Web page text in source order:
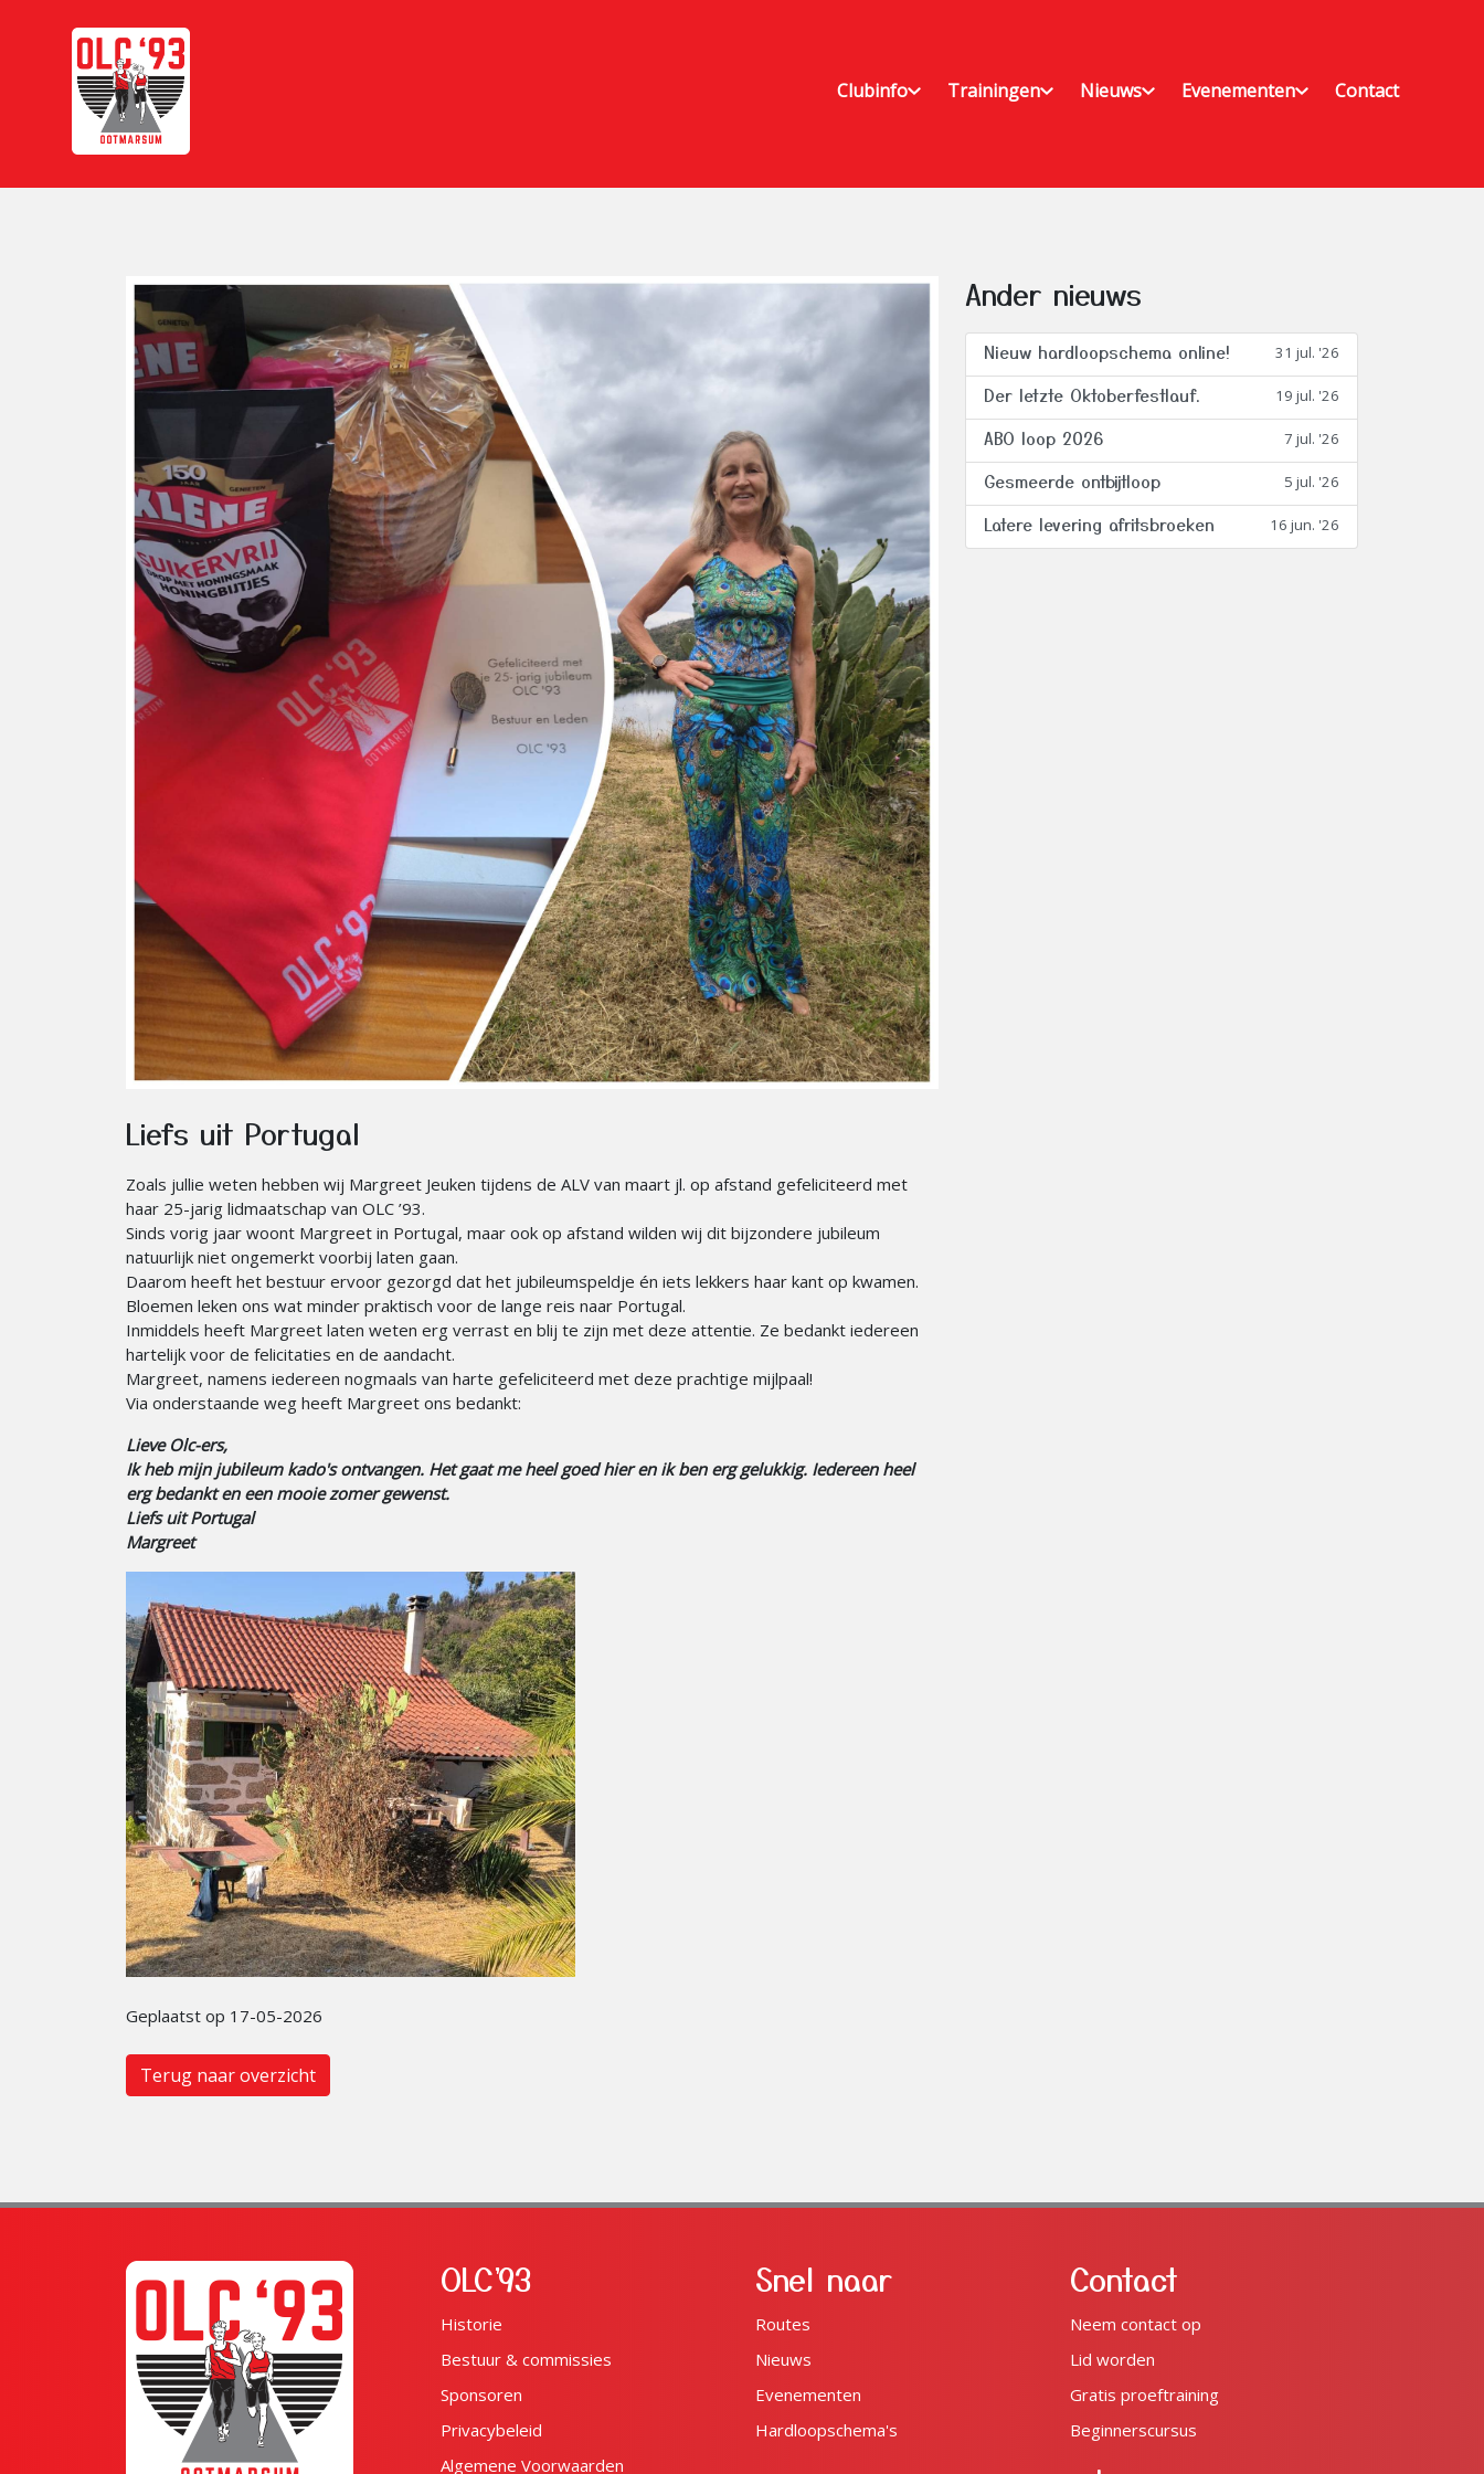
Clubinfo Trainingen Nieuws Evenementen Contact
Liefs uit Portugal
Zoals jullie weten hebben wij Margreet Jeuken tijdens de ALV van maart jl. op afstand gefeliciteerd met
haar 25-jarig lidmaatschap van OLC ’93.
Sinds vorig jaar woont Margreet in Portugal, maar ook op afstand wilden wij dit bijzondere jubileum
natuurlijk niet ongemerkt voorbij laten gaan.
Daarom heeft het bestuur ervoor gezorgd dat het jubileumspeldje én iets lekkers haar kant op kwamen.
Bloemen leken ons wat minder praktisch voor de lange reis naar Portugal.
Inmiddels heeft Margreet laten weten erg verrast en blij te zijn met deze attentie. Ze bedankt iedereen
hartelijk voor de felicitaties en de aandacht.
Margreet, namens iedereen nogmaals van harte gefeliciteerd met deze prachtige mijlpaal!
Via onderstaande weg heeft Margreet ons bedankt:
Lieve Olc-ers,
Ik heb mijn jubileum kado's ontvangen. Het gaat me heel goed hier en ik ben erg gelukkig. Iedereen heel
erg bedankt en een mooie zomer gewenst.
Liefs uit Portugal
Margreet
Geplaatst op 17-05-2026
Terug naar overzicht
Ander nieuws
Nieuw hardloopschema online! 31 jul. '26
Der letzte Oktoberfestlauf. 19 jul. '26
ABO loop 2026 7 jul. '26
Gesmeerde ontbijtloop 5 jul. '26
Latere levering afritsbroeken 16 jun. '26
OLC'93
Historie
Bestuur & commissies
Sponsoren
Privacybeleid
Algemene Voorwaarden
Snel naar
Routes
Nieuws
Evenementen
Hardloopschema's
Contact
Neem contact op
Lid worden
Gratis proeftraining
Beginnerscursus